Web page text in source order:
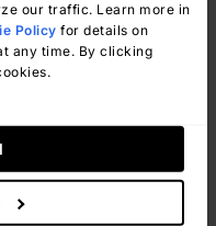
our traffic. Learn more in
Policy for details on
any time. By clicking
Ihr
reibungslos